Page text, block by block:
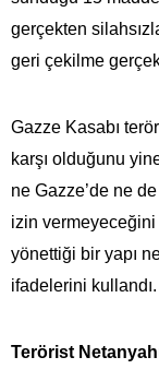
gerçekten
geri çekilme
Gazze Kasabı
karşı olduğunu
ne Gazze’de ne
izin vermeyeceğini
yönettiği bir yapı
ifadelerini kullandı.
Terörist